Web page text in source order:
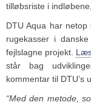
tilløbsriste i
DTU Aqua har
rugekasser i
fejlslagne projekt.
står bag
kommentar til DTU’s
“Med den metode,